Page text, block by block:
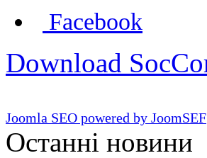
Facebook
Download
Joomla SEO powered by JoomSEF
Останні новини